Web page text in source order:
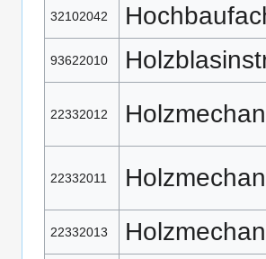
32102042
93622010
22332012
22332011
22332013